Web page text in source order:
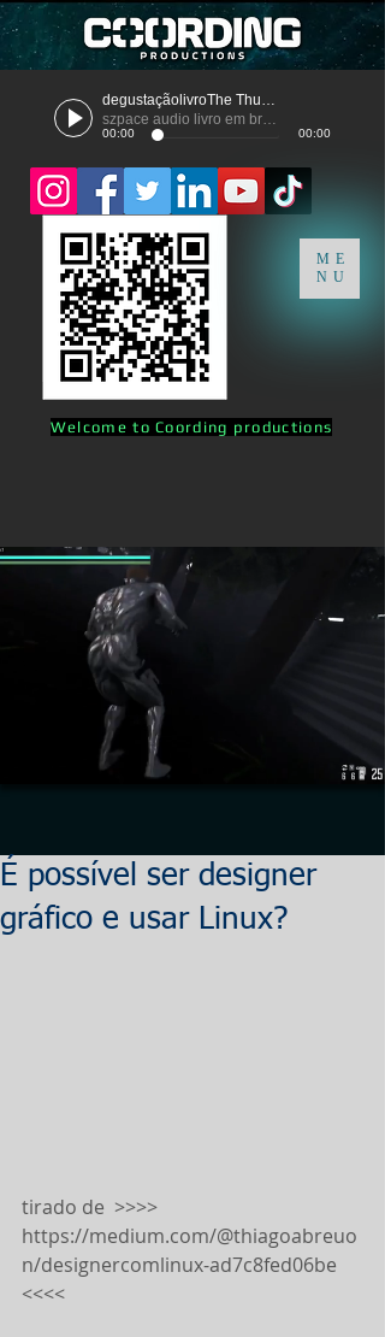
degustaçãolivroThe Thunder
szpace audio livro em breve
00:00 00:00
ME
NU
Welcome to Coording productions
É possível ser designer
gráfico e usar Linux?
tirado de  >>>>
https://medium.com/@thiagoabreuo
n/designercomlinux-ad7c8fed06be
<<<<